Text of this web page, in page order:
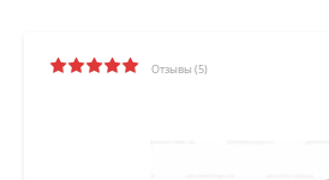
Отзывы (5)